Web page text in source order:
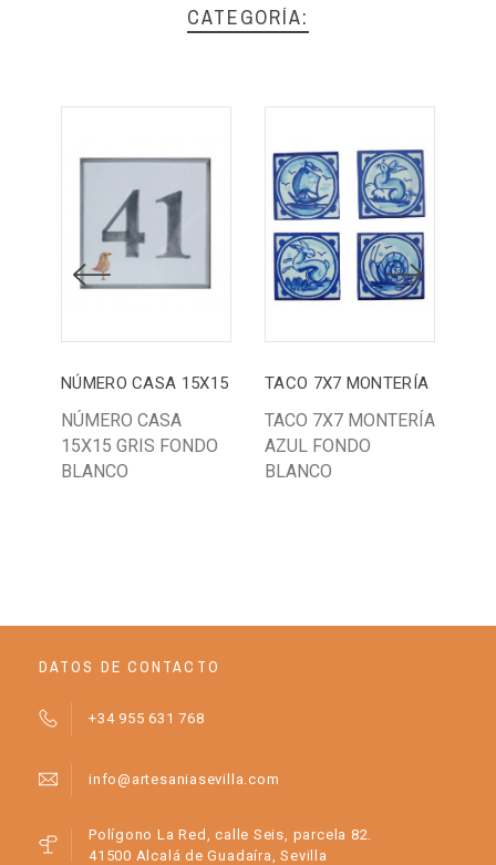
CATEGORÍA:
NÚMERO CASA 15X15
NÚMERO CASA
15X15 GRIS FONDO
BLANCO
TACO 7X7 MONTERÍA
TACO 7X7 MONTERÍA
AZUL FONDO
BLANCO
DATOS DE CONTACTO
+34 955 631 768
info@artesaniasevilla.com
Polígono La Red, calle Seis, parcela 82.
41500 Alcalá de Guadaíra, Sevilla